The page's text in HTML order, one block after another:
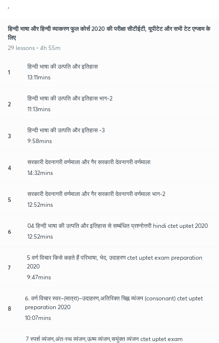
हिन्दी भाषा और हिन्दी व्याकरण फुल कोर्स 2020 की परीक्षा सीटीईटी, यूपीटेट और सभी टेट एग्जाम के
लिए
29 lessons • 4h 55m
1
हिन्दी भाषा की उत्पति और इतिहास
13:11mins
2
हिन्दी भाषा की उत्पति और इतिहास भाग-2
11:13mins
3
हिन्दी भाषा की उत्पति और इतिहास -3
9:58mins
4
सरकारी देवनागरी वर्णमाला और गैर सरकारी देवनागरी वर्णमाला
14:32mins
5
सरकारी देवनागरी वर्णमाला और गैर सरकारी देवनागरी वर्णमाला भाग-2
12:52mins
6
04 हिन्दी भाषा की उत्पति और इतिहास से सम्बंधित प्रश्नोत्तरी hindi ctet uptet 2020
12:52mins
7
5 वर्ण विचार किसे कहते हैं परिभाषा, भेद, उदाहरण ctet uptet exam preparation
2020
9:47mins
8
6. वर्ण विचार स्वर–(मात्रा)–उदाहरण,अतिरिक्त चिह्न व्यंजन (consonant) ctet uptet
preparation 2020
10:07mins
7 स्पर्श व्यंजन,अंतःस्थ व्यंजन,ऊष्म व्यंजन,सयुंक्त व्यंजन ctet uptet exam